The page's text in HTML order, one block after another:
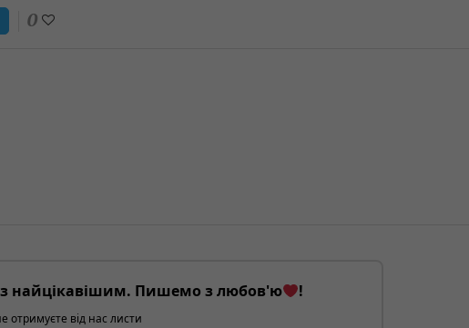
0
найцікавішим. Пишемо з любов'ю !
отримуєте від нас листи